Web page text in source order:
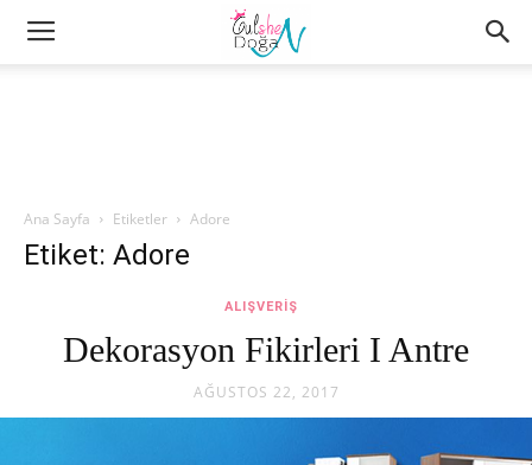
Ana Sayfa Etiketler Adore
Etiket: Adore
ALIŞVERIŞ
Dekorasyon Fikirleri I Antre
AĞUSTOS 22, 2017